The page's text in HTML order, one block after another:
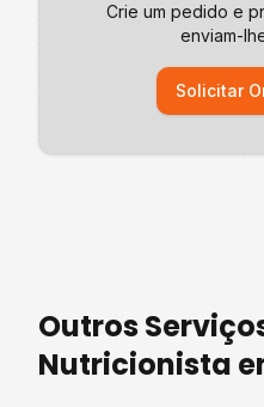
Crie um pedido e
enviam-
Solicitar
Outros
Nutricionista